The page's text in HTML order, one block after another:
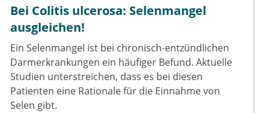
Bei Colitis ulcerosa: Selenmangel
ausgleichen!
Ein Selenmangel ist bei chronisch-entzündlichen
Darmerkrankungen ein häufiger Befund. Aktuelle
Studien unterstreichen, dass es bei diesen
Patienten eine Rationale für die Einnahme von
Selen gibt.